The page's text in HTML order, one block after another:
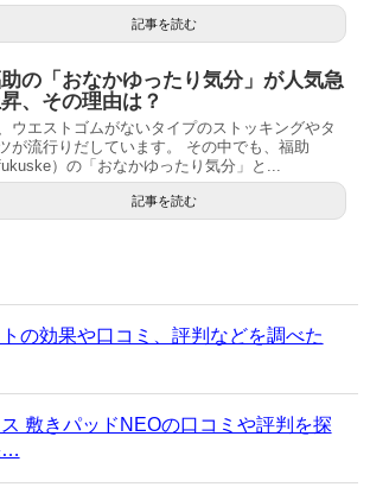
記事を読む
の「おなかゆったり気分」が人気急
、その理由は？
ウエストゴムがないタイプのストッキングやタ
が流行りだしています。 その中でも、福助
fukuske）の「おなかゆったり気分」と...
記事を読む
の効果や口コミ、評判などを調べた
敷きパッドNEOの口コミや評判を探
…